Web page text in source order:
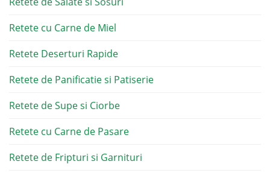
Retete cu Carne de Miel
Retete Deserturi Rapide
Retete de Panificatie si Patiserie
Retete de Supe si Ciorbe
Retete cu Carne de Pasare
Retete de Fripturi si Garnituri